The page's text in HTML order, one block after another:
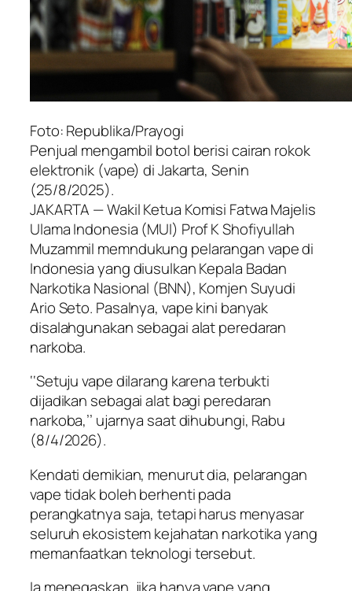
Foto: Republika/Prayogi
Penjual mengambil botol berisi cairan rokok
elektronik (vape) di Jakarta, Senin
(25/8/2025).
JAKARTA — Wakil Ketua Komisi Fatwa Majelis
Ulama Indonesia (MUI) Prof K Shofiyullah
Muzammil memndukung pelarangan vape di
Indonesia yang diusulkan Kepala Badan
Narkotika Nasional (BNN), Komjen Suyudi
Ario Seto. Pasalnya, vape kini banyak
disalahgunakan sebagai alat peredaran
narkoba.
‘‘Setuju vape dilarang karena terbukti
dijadikan sebagai alat bagi peredaran
narkoba,’’ ujarnya saat dihubungi, Rabu
(8/4/2026).
Kendati demikian, menurut dia, pelarangan
vape tidak boleh berhenti pada
perangkatnya saja, tetapi harus menyasar
seluruh ekosistem kejahatan narkotika yang
memanfaatkan teknologi tersebut.